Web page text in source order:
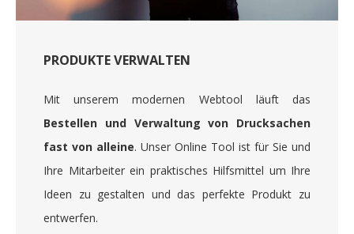
PRODUKTE VERWALTEN
Mit unserem modernen Webtool läuft das
Bestellen und Verwaltung von Drucksachen
fast von alleine. Unser Online Tool ist für Sie und
Ihre Mitarbeiter ein praktisches Hilfsmittel um Ihre
Ideen zu gestalten und das perfekte Produkt zu
entwerfen.